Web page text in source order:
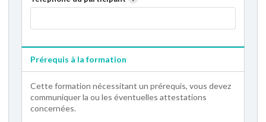
Prérequis à la formation
Cette formation nécessitant un prérequis, vous devez
communiquer la ou les éventuelles attestations
concernées.